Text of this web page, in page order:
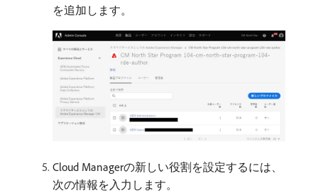
を追加します。
Cloud Managerの新しい役割を設定するには、
次の情報を入力します。